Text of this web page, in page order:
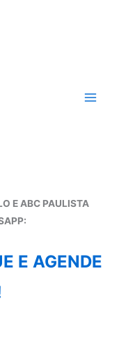
E ABC PAULISTA
E AGENDE